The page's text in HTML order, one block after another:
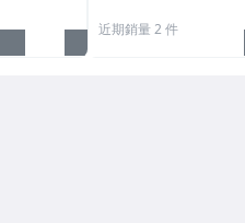
近期銷量 2 件